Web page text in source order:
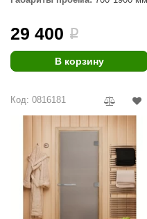
29 400 i
В корзину
Код: 0816181